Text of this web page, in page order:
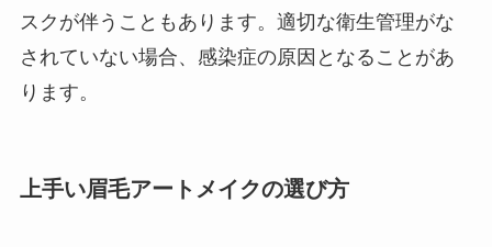
スクが伴うこともあります。適切な衛生管理がな
されていない場合、感染症の原因となることがあ
ります。
上手い眉毛アートメイクの選び方